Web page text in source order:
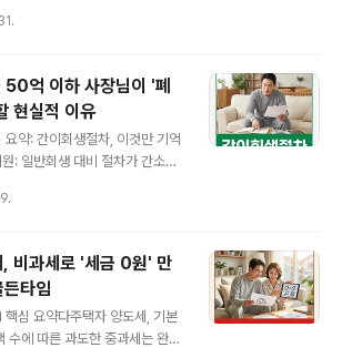
실적인 목표입니다. 지금부터
맵명확한 목표 설정 및 예산 관
구체적인 계획을 세우고, 가계
요.최적화 스마트 투자 전략: 청
적인 ETF 등 정부 지원 정책과
을 줄이고, 부업 등을 통해 소
억 이하 사장님이 '폐
현실적 이유
약: 간이회생절차, 이것만 기억
: 일반회생 대비 절차가 간소화
정 금액 이하의 채무를 가진 중
불필요 등 절차 간소화로 법률
일 수 있습니다. 갑작스러운 경
제 상황 변화로 인해 채무의 늪
대표님들께서는 밤잠을 설치
만 절망하기엔 아직 이릅니다.
비과세로 '세금 0원' 만
타임
심 요약다주택자 양도세, 기본
수에 따른 과도한 중과세는 완화